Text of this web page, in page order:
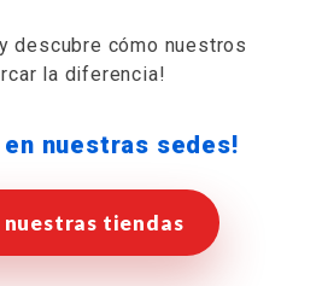
descubre cómo nuestros
la diferencia!
en nuestras sedes!
nuestras tiendas